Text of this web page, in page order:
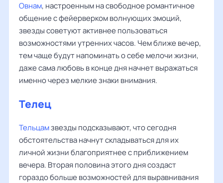
Овнам, настроенным на свободное романтичное
общение с фейерверком волнующих эмоций,
звезды советуют активнее пользоваться
возможностями утренних часов. Чем ближе вечер,
тем чаще будут напоминать о себе мелочи жизни,
даже сама любовь в конце дня начнет выражаться
именно через мелкие знаки внимания.
Телец
Тельцамзвезды подсказывают, что сегодня
обстоятельства начнут складываться для их
личной жизни благоприятнее с приближением
вечера. Вторая половина этого дня создаст
гораздо больше возможностей для выравнивания